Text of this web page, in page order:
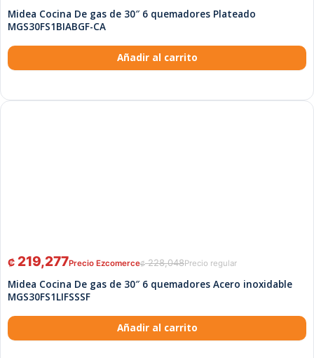
Midea Cocina De gas de 30″ 6 quemadores Plateado
MGS30FS1BIABGF-CA
Añadir al carrito
₡228,048
₡ 219,277
Midea Cocina De gas de 30″ 6 quemadores Acero inoxidable
MGS30FS1LIFSSSF
Añadir al carrito